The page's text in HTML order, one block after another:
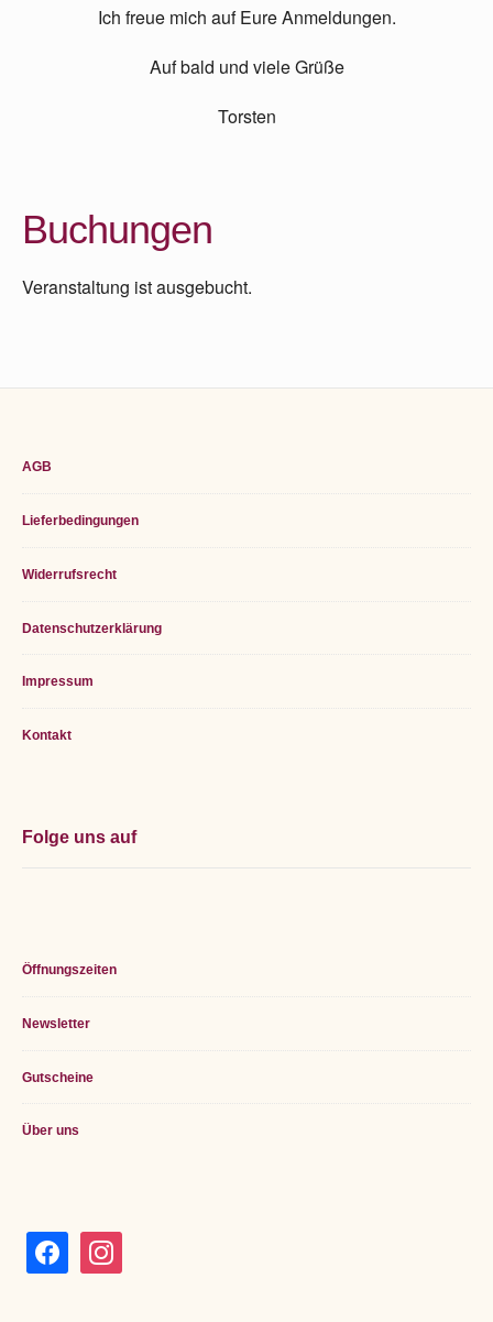
Ich freue mich auf Eure Anmeldungen.
Auf bald und viele Grüße
Torsten
Buchungen
Veranstaltung ist ausgebucht.
AGB
Lieferbedingungen
Widerrufsrecht
Datenschutzerklärung
Impressum
Kontakt
Öffnungszeiten
Newsletter
Gutscheine
Über uns
Folge uns auf
facebook instagram